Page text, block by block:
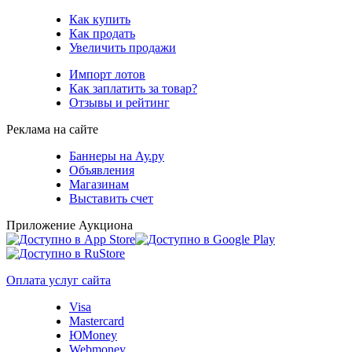
Как купить
Как продать
Увеличить продажи
Импорт лотов
Как заплатить за товар?
Отзывы и рейтинг
Реклама на сайте
Баннеры на Ау.ру
Объявления
Магазинам
Выставить счет
Приложение Аукциона
Оплата услуг сайта
Visa
Mastercard
ЮMoney
Webmoney